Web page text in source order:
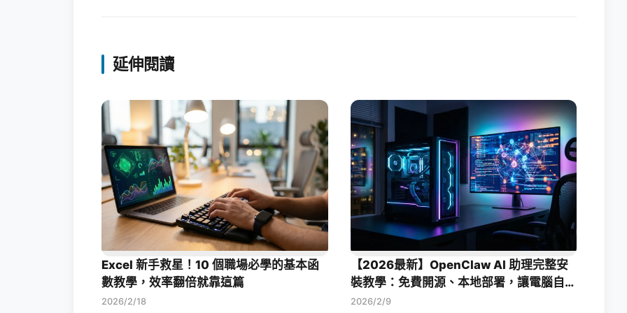
延伸閱讀
Excel 新手救星！10 個職場必學的基本函
數教學，效率翻倍就靠這篇
2026/2/18
【2026最新】OpenClaw AI 助理完整安
裝教學：免費開源、本地部署，讓電腦自動
幫你工作！
2026/2/9